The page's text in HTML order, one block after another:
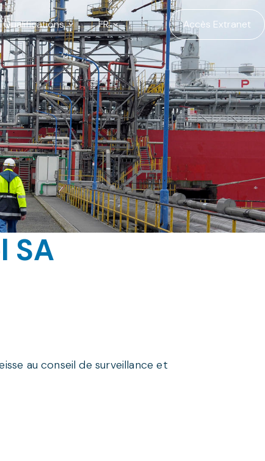
Qualifications FR Accès Extranet
SA
au conseil de surveillance et